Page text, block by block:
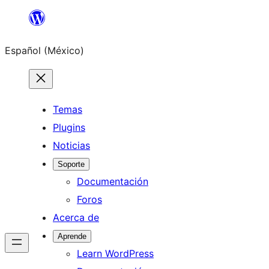
Saltar
contenido
Español (México)
Temas
Plugins
Noticias
Soporte
Documentación
Foros
Acerca de
Aprende
Learn WordPress